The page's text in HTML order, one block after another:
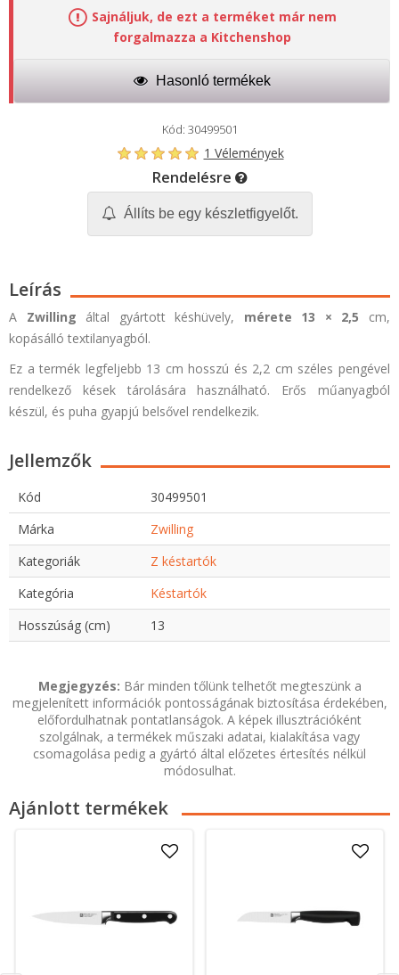
Sajnáljuk, de ezt a terméket már nem
forgalmazza a Kitchenshop
Hasonló termékek
Kód: 30499501
1 Vélemények
Rendelésre
Állíts be egy készletfigyelőt.
Leírás
A Zwilling által gyártott késhüvely, mérete 13 × 2,5 cm,
kopásálló textilanyagból.
Ez a termék legfeljebb 13 cm hosszú és 2,2 cm széles pengével
rendelkező kések tárolására használható. Erős műanyagból
készül, és puha gyapjú belsővel rendelkezik.
Jellemzők
Kód
30499501
Márka
Zwilling
Kategoriák
Z késtartók
Kategória
Késtartók
Hosszúság (cm)
13
Megjegyzés: Bár minden tőlünk telhetőt megteszünk a
megjelenített információk pontosságának biztosítása érdekében,
előfordulhatnak pontatlanságok. A képek illusztrációként
szolgálnak, a termékek műszaki adatai, kialakítása vagy
csomagolása pedig a gyártó által előzetes értesítés nélkül
módosulhat.
Ajánlott termékek